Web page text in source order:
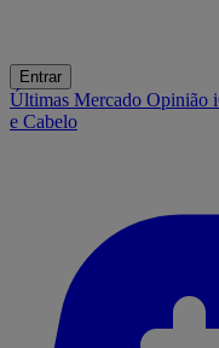
Entrar
Últimas Mercado Opinião
e Cabelo